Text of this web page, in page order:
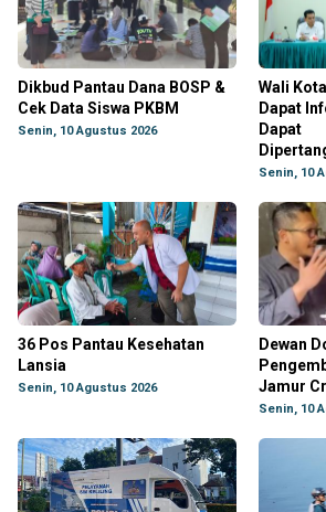
Dikbud Pantau Dana BOSP &
Cek Data Siswa PKBM
Senin, 10 Agustus 2026
Wali
Dapat
Dapat
Senin, 10
36 Pos Pantau Kesehatan
Lansia
Senin, 10 Agustus 2026
Dewan
Jamur
Senin, 10